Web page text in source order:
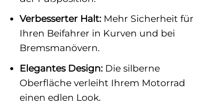
Verbesserter Halt:Mehr Sicherheit für
Ihren Beifahrer in Kurven und bei
Bremsmanövern.
Elegantes Design:Die silberne
Oberfläche verleiht Ihrem Motorrad
einen edlen Look.